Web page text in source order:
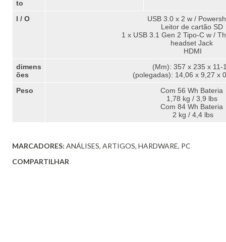
to
I / O
USB 3.0 x 2 w /
Leitor de cartão SD
1 x USB 3.1 Gen 2 Tipo-C w /
headset Jack
HDMI
dimens
ões
(Mm): 357 x 235 x 11-
(polegadas): 14,06 x 9,27 x
Peso
Com 56 Wh Bateria
1,78 kg / 3,9 lbs
Com 84 Wh Bateria
2 kg / 4,4 lbs
MARCADORES: ANÁLISES ARTIGOS HARDWARE PC
COMPARTILHAR